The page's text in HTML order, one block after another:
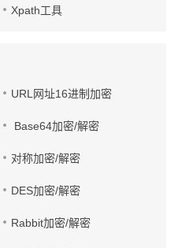
Xpath工具
URL网址16进制加密
Base64加密/解密
对称加密/解密
DES加密/解密
Rabbit加密/解密